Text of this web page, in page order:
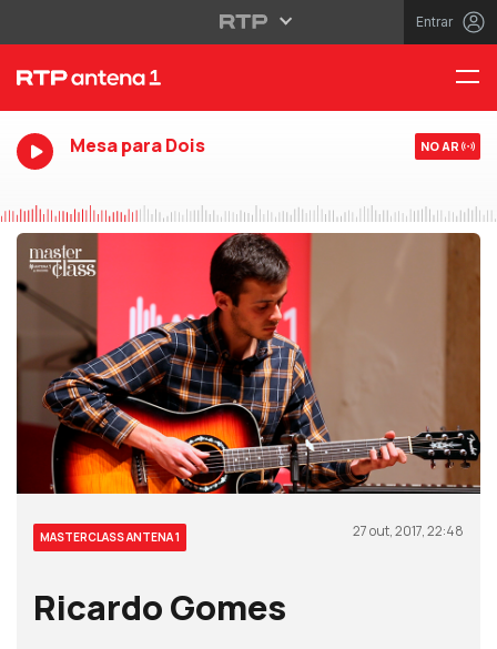
Entrar
Mesa para Dois NO AR
MASTERCLASS ANTENA 1 27 out, 2017, 22:48
Ricardo Gomes